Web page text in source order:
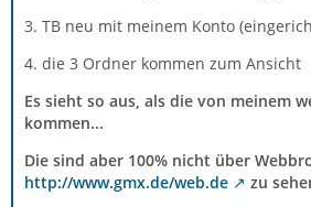
3. TB neu mit meinem Konto
4. die 3 Ordner kommen zum Ansicht
Es sieht so aus, als die von meinem
kommen...
Die sind aber 100% nicht über
http://www.gmx.de/web.de
zu